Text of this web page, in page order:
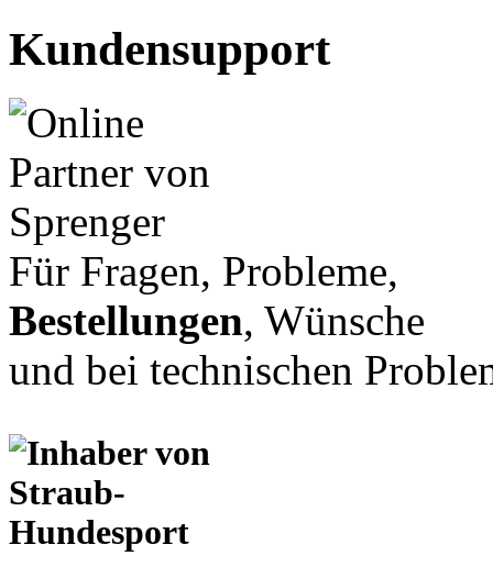
Kundensupport
Für Fragen, Probleme,
Bestellungen, Wünsche
und bei technischen